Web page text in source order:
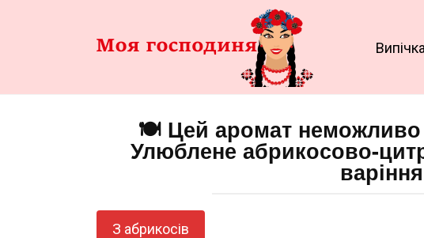
Випічка
🍽️ Цей аромат неможливо
Улюблене абрикосово-
З абрикосів